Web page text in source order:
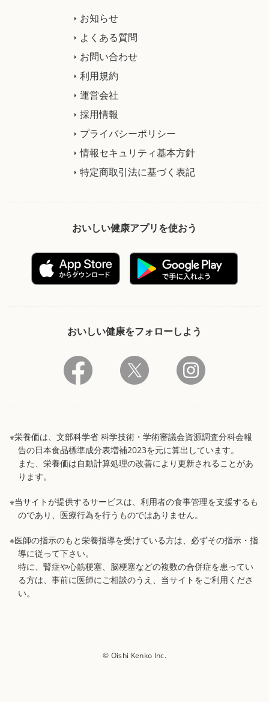
お知らせ
よくある質問
お問い合わせ
利用規約
運営会社
採用情報
プライバシーポリシー
情報セキュリティ基本方針
特定商取引法に基づく表記
おいしい健康アプリを使おう
おいしい健康をフォローしよう
※栄養価は、文部科学省 科学技術・学術審議会資源調査分科会報
告の日本食品標準成分表増補2023を元に算出しています。
また、栄養価は自動計算処理の改善により更新されることがあ
ります。
※当サイトが提供するサービスは、利用者の食事管理を支援するも
のであり、医療行為を行うものではありません。
※医師の指示のもと栄養指導を受けている方は、必ずその指示・指
導に従って下さい。
特に、腎症や心筋梗塞、脳梗塞などの複数の合併症を患ってい
る方は、事前に医師にご相談のうえ、当サイトをご利用くださ
い。
© Oishi Kenko Inc.